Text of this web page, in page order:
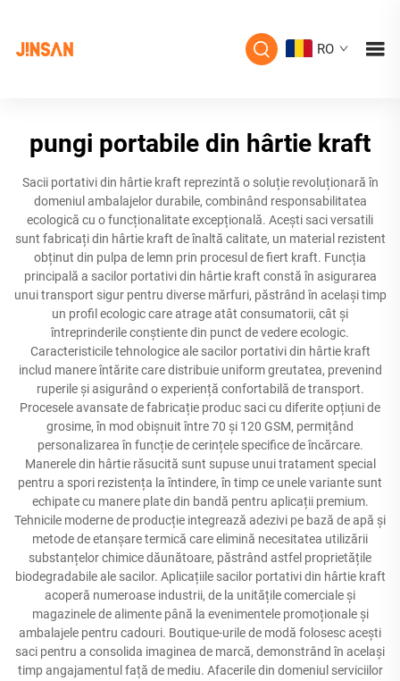
RO
pungi portabile din hârtie kraft
Sacii portativi din hârtie kraft reprezintă o soluție revoluționară în
domeniul ambalajelor durabile, combinând responsabilitatea
ecologică cu o funcționalitate excepțională. Acești saci versatili
sunt fabricați din hârtie kraft de înaltă calitate, un material rezistent
obținut din pulpa de lemn prin procesul de fiert kraft. Funcția
principală a sacilor portativi din hârtie kraft constă în asigurarea
unui transport sigur pentru diverse mărfuri, păstrând în același timp
un profil ecologic care atrage atât consumatorii, cât și
întreprinderile conștiente din punct de vedere ecologic.
Caracteristicile tehnologice ale sacilor portativi din hârtie kraft
includ manere întărite care distribuie uniform greutatea, prevenind
ruperile și asigurând o experiență confortabilă de transport.
Procesele avansate de fabricație produc saci cu diferite opțiuni de
grosime, în mod obișnuit între 70 și 120 GSM, permițând
personalizarea în funcție de cerințele specifice de încărcare.
Manerele din hârtie răsucită sunt supuse unui tratament special
pentru a spori rezistența la întindere, în timp ce unele variante sunt
echipate cu manere plate din bandă pentru aplicații premium.
Tehnicile moderne de producție integrează adezivi pe bază de apă și
metode de etanșare termică care elimină necesitatea utilizării
substanțelor chimice dăunătoare, păstrând astfel proprietățile
biodegradabile ale sacilor. Aplicațiile sacilor portativi din hârtie kraft
acoperă numeroase industrii, de la unitățile comerciale și
magazinele de alimente până la evenimentele promoționale și
ambalajele pentru cadouri. Boutique-urile de modă folosesc acești
saci pentru a consolida imaginea de marcă, demonstrând în același
timp angajamentul față de mediu. Afacerile din domeniul serviciilor